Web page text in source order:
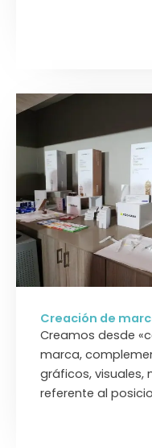
Creación de
Creamos desde
marca,
gráficos, visuales,
referente al